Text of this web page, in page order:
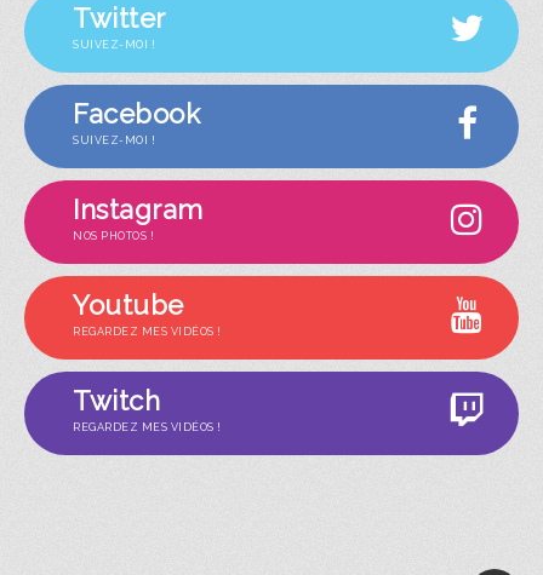
Twitter
SUIVEZ-MOI !
Facebook
SUIVEZ-MOI !
Instagram
NOS PHOTOS !
Youtube
REGARDEZ MES VIDÉOS !
Twitch
REGARDEZ MES VIDÉOS !